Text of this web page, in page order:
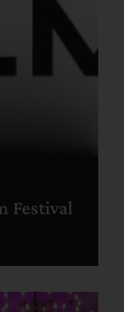
Festival